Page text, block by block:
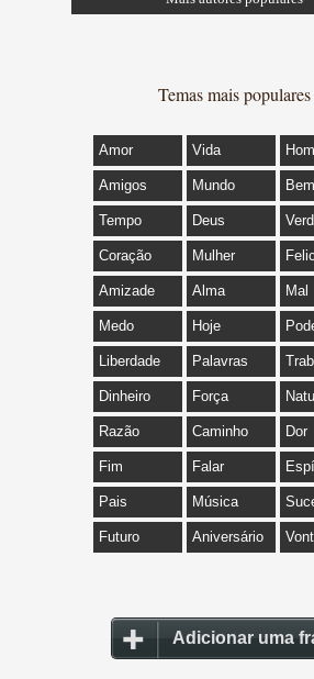
Temas mais populares
Amor Vida
Amigos Mundo Bem
Tempo Deus
Coração Mulher
Amizade Alma Mal
Medo Hoje
Liberdade Palavras
Dinheiro Força
Razão Caminho Dor
Fim Falar
Pais Música
Futuro Aniversário
Adicionar uma